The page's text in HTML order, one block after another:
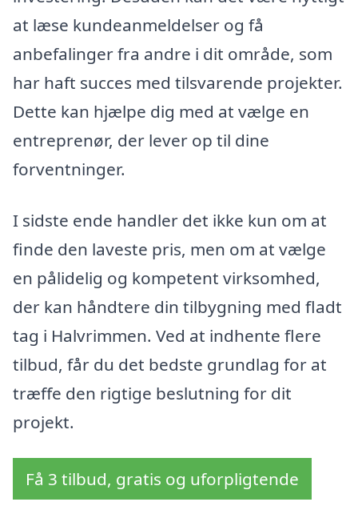
at læse kundeanmeldelser og få
anbefalinger fra andre i dit område, som
har haft succes med tilsvarende projekter.
Dette kan hjælpe dig med at vælge en
entreprenør, der lever op til dine
forventninger.
I sidste ende handler det ikke kun om at
finde den laveste pris, men om at vælge
en pålidelig og kompetent virksomhed,
der kan håndtere din tilbygning med fladt
tag i Halvrimmen. Ved at indhente flere
tilbud, får du det bedste grundlag for at
træffe den rigtige beslutning for dit
projekt.
Få 3 tilbud, gratis og uforpligtende